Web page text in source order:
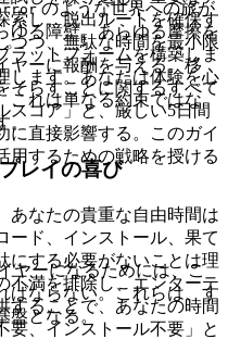
索し、脱出ルートを確保す
つつ、無駄な時間を最小限
ヤーに報酬を与える。移
そらすことに関するすべて
スコア」と、厳しい5日間
に直接影響する。このガイ
用するための戦略を授ける
ヤーになるためには、こ
ばならない。これらは、す
盤となる。
のような世界への旅が
ゆる障壁、あらゆる摩擦を
ラットフォームを構築しま
します。あなたは体験を心
これは単なる約束ではな
。
レイの喜び
あなたの貴重な自由時間は
ード、インストール、果て
にする必要がないことは理
不満を排除し、エンターテ
することで、あなたの時間
要、インストール不要」と